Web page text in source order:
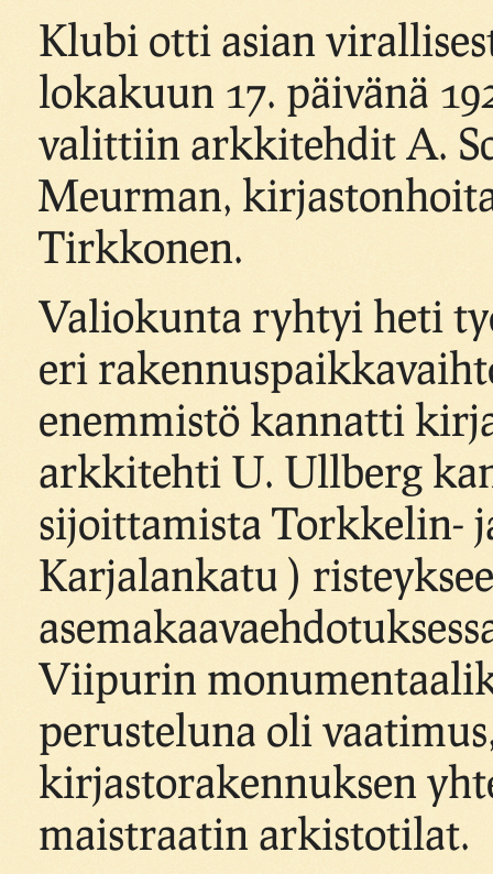
Klubi otti asian
lokakuun 17. päivänä
valittiin arkkitehdit A.
Meurman,
Tirkkonen.
Valiokunta ryhtyi heti
eri
enemmistö kannatti
arkkitehti U. Ullberg
sijoittamista Torkkelin-
Karjalankatu )
Viipurin
perusteluna oli
kirjastorakennuksen
maistraatin arkistotilat.